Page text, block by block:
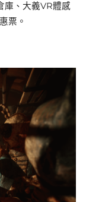
庫、大義VR體感
票。